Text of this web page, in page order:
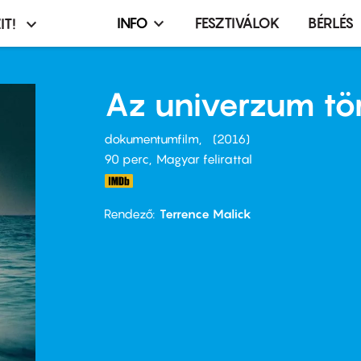
Infó,
terembérlés
menü
INFO FESZTIVÁLOK BÉRLÉS
Az univerzum
dokumentumfilm
2016
90 perc,
Magyar felirattal
Rendező Terrence Malick